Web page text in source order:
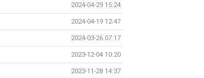
2024-04-29 15:24
2024-04-19 12:47
2024-03-26 07:17
2023-12-04 10:20
2023-11-28 14:37